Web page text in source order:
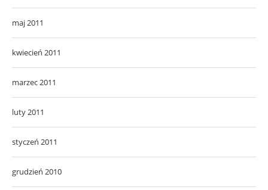
maj 2011
kwiecień 2011
marzec 2011
luty 2011
styczeń 2011
grudzień 2010